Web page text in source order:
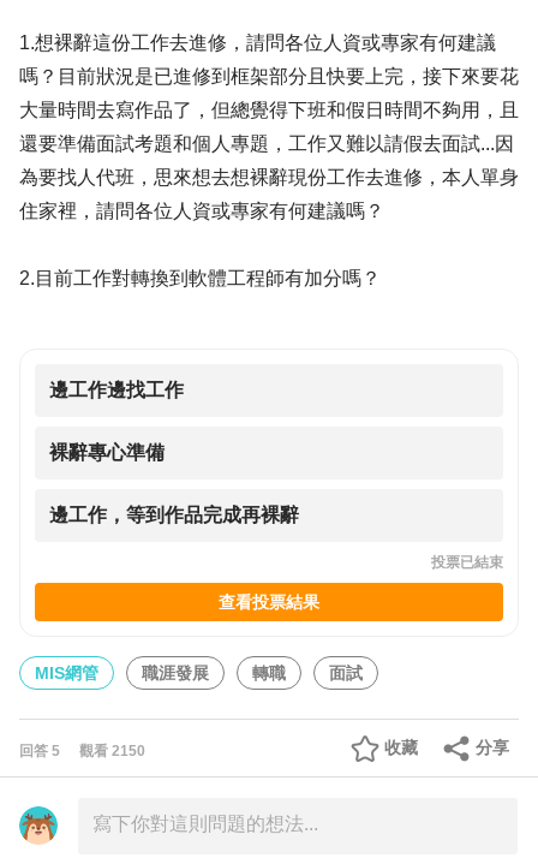
1.想裸辭這份工作去進修，請問各位人資或專家有何建議
嗎？目前狀況是已進修到框架部分且快要上完，接下來要花
大量時間去寫作品了，但總覺得下班和假日時間不夠用，且
還要準備面試考題和個人專題，工作又難以請假去面試...因
為要找人代班，思來想去想裸辭現份工作去進修，本人單身
住家裡，請問各位人資或專家有何建議嗎？
2.目前工作對轉換到軟體工程師有加分嗎？
邊工作邊找工作
裸辭專心準備
邊工作，等到作品完成再裸辭
投票已結束
查看投票結果
MIS網管 職涯發展 轉職 面試
回答 5 觀看 2150 分享
收藏